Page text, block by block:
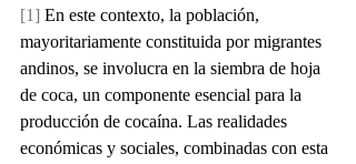
[1] En este contexto, la población,
mayoritariamente constituida por migrantes
andinos, se involucra en la siembra de hoja
de coca, un componente esencial para la
producción de cocaína. Las realidades
económicas y sociales, combinadas con esta